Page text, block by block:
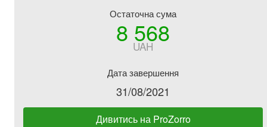
Остаточна сума
8 568
UAH
Дата завершення
31/08/2021
Дивитись на ProZorro